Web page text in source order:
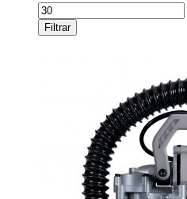
Precio
mínimo
Filtrar